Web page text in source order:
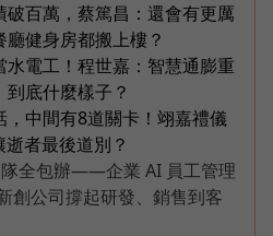
百萬，蔡篤昌：還會有更厲
健身房都搬上樓？
電工！程世嘉：智慧通膨重
底什麼樣子？
，中間有8道關卡！翊嘉禮儀
者最後道別？
隊全包辦——企業 AI 員工管理
創公司撐起研發、銷售到客